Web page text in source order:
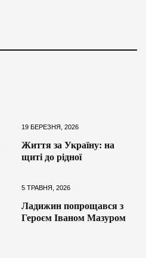
19 БЕРЕЗНЯ, 2026
Життя за Україну: на
щиті до рідної
5 ТРАВНЯ, 2026
Ладижин попрощався з
Героєм Іваном Мазуром